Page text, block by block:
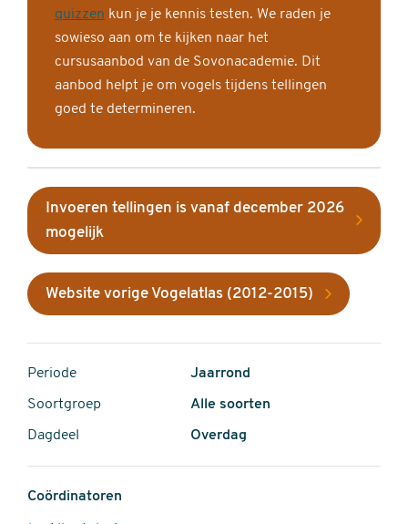
quizzen kun je je kennis testen. We raden je
sowieso aan om te kijken naar het
cursusaanbod van de Sovonacademie. Dit
aanbod helpt je om vogels tijdens tellingen
goed te determineren.
Invoeren tellingen is vanaf december 2026
mogelijk
Website vorige Vogelatlas (2012-2015)
Periode Jaarrond
Soortgroep Alle soorten
Dagdeel Overdag
Coördinatoren